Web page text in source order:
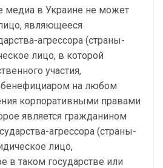
медиа в Украине не может
являющееся
агрессора (страны-
лицо, в которой
участия,
на любом
корпоративными правами
является гражданином
агрессора (страны-
лицо,
в таком государстве или